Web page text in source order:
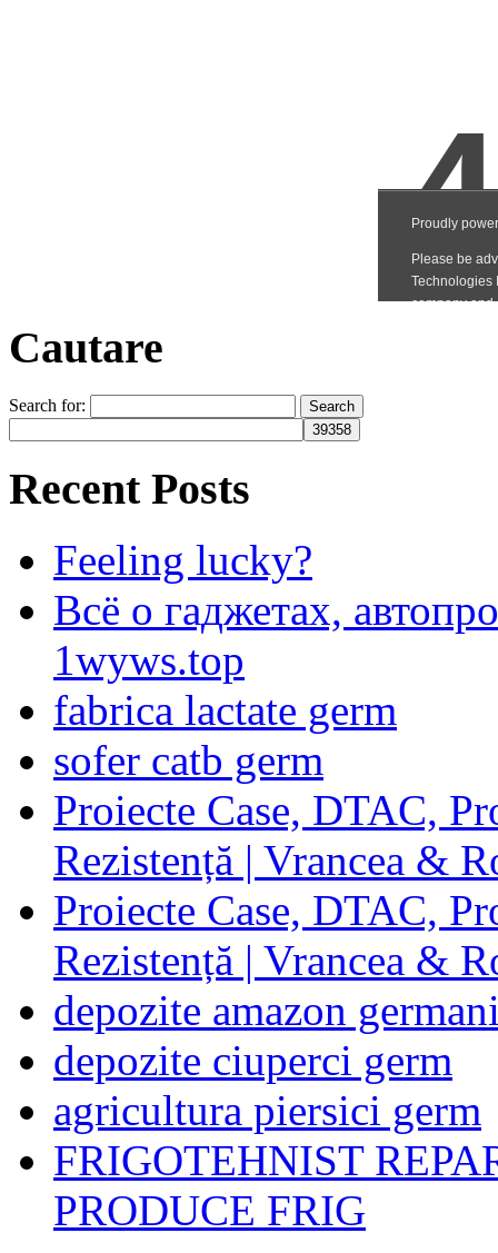
Cautare
Search for:
Recent Posts
Feeling lucky?
Всё о гаджетах,
1wyws.top
fabrica lactate germ
sofer catb germ
Proiecte Case, DTAC,
Rezistență | Vrancea &
Proiecte Case, DTAC,
Rezistență | Vrancea &
depozite amazon
depozite ciuperci germ
agricultura piersici germ
FRIGOTEHNIST
PRODUCE FRIG